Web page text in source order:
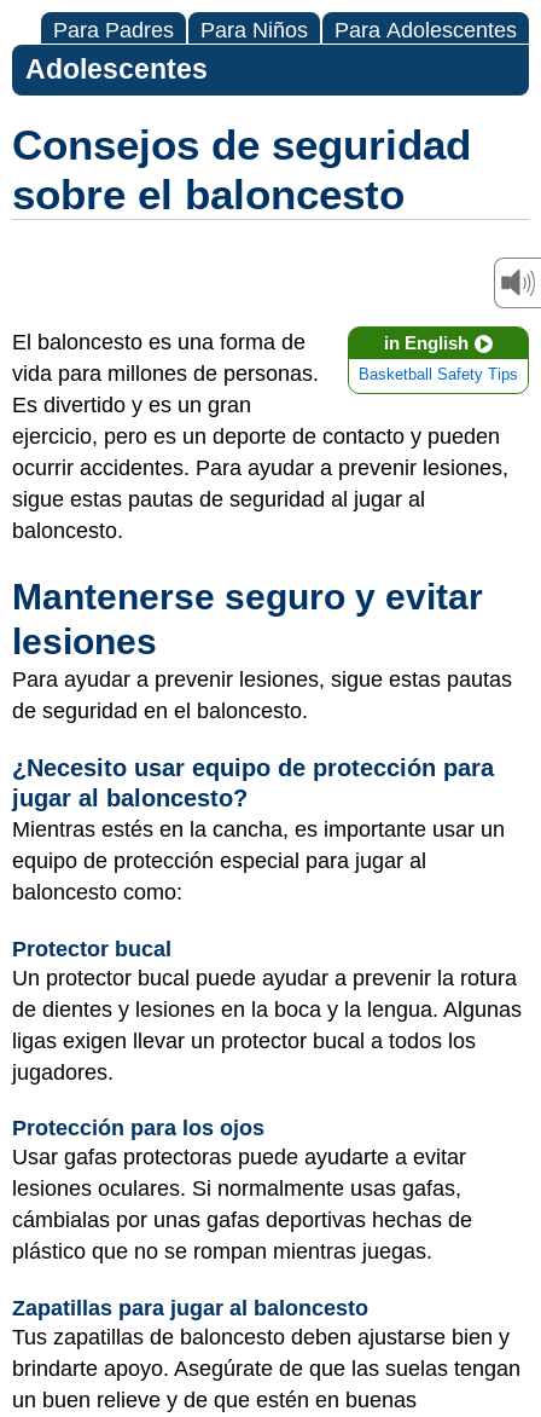
Para Padres Para Niños Para Adolescentes
Adolescentes
Consejos de seguridad
sobre el baloncesto
in English
Basketball Safety Tips
El baloncesto es una forma de
vida para millones de personas.
Es divertido y es un gran
ejercicio, pero es un deporte de contacto y pueden
ocurrir accidentes. Para ayudar a prevenir lesiones,
sigue estas pautas de seguridad al jugar al
baloncesto.
Mantenerse seguro y evitar
lesiones
Para ayudar a prevenir lesiones, sigue estas pautas
de seguridad en el baloncesto.
¿Necesito usar equipo de protección para
jugar al baloncesto?
Mientras estés en la cancha, es importante usar un
equipo de protección especial para jugar al
baloncesto como:
Protector bucal
Un protector bucal puede ayudar a prevenir la rotura
de dientes y lesiones en la boca y la lengua. Algunas
ligas exigen llevar un protector bucal a todos los
jugadores.
Protección para los ojos
Usar gafas protectoras puede ayudarte a evitar
lesiones oculares. Si normalmente usas gafas,
cámbialas por unas gafas deportivas hechas de
plástico que no se rompan mientras juegas.
Zapatillas para jugar al baloncesto
Tus zapatillas de baloncesto deben ajustarse bien y
brindarte apoyo. Asegúrate de que las suelas tengan
un buen relieve y de que estén en buenas